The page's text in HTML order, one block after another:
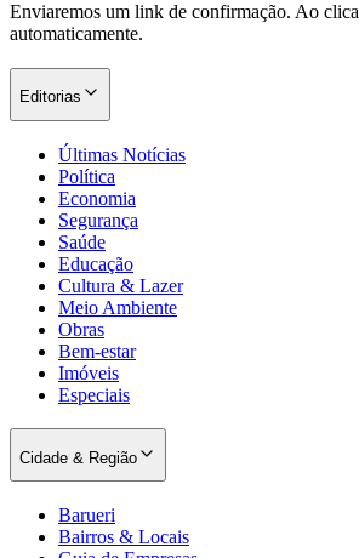
Enviaremos um link de confirmação. Ao
automaticamente.
Editorias
Últimas Notícias
Política
Economia
Segurança
Saúde
Educação
Cultura & Lazer
Meio Ambiente
Obras
Bem-estar
Imóveis
Especiais
Cidade & Região
Barueri
Bairros & Locais